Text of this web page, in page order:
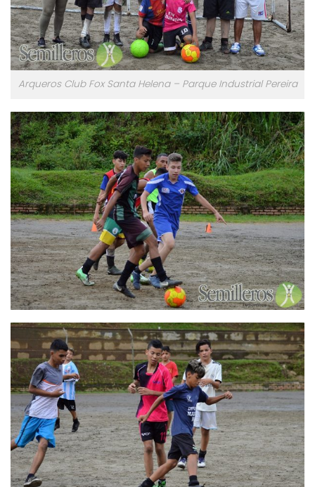
Arqueros Club Fox Santa Helena – Parque Industrial Pereira